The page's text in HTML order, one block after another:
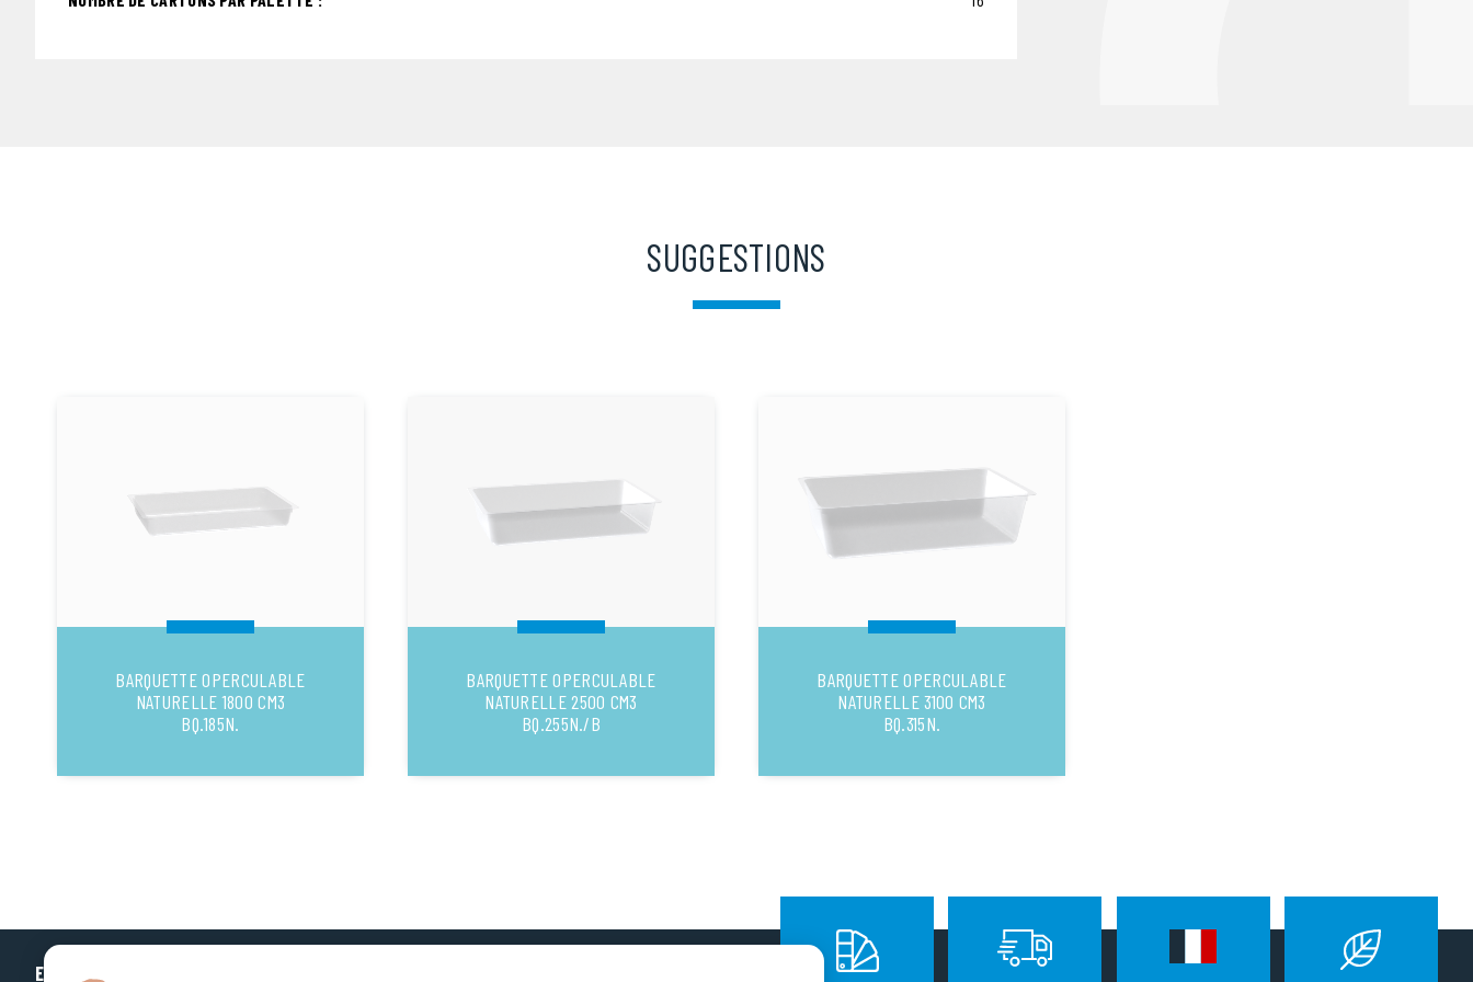
SUGGESTIONS
BARQUETTE OPERCULABLE
NATURELLE 1800 CM3
BQ.185N.
BARQUETTE OPERCULABLE
NATURELLE 2500 CM3
BQ.255N./B
BARQUETTE OPERCULABLE
NATURELLE 3100 CM3
BQ.315N.
EUROPLASTIQUES